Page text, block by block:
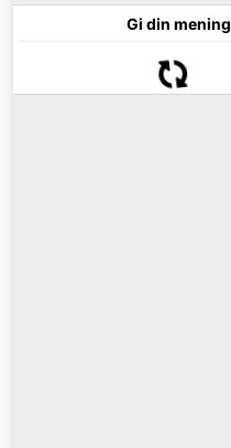
Gi din mening